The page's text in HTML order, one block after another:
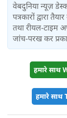
वेबदुनिया न्यूज़
पत्रकारों द्वारा
तथा रीयल-टाइम
जांच-परख कर
हमारे साथ
हमारे